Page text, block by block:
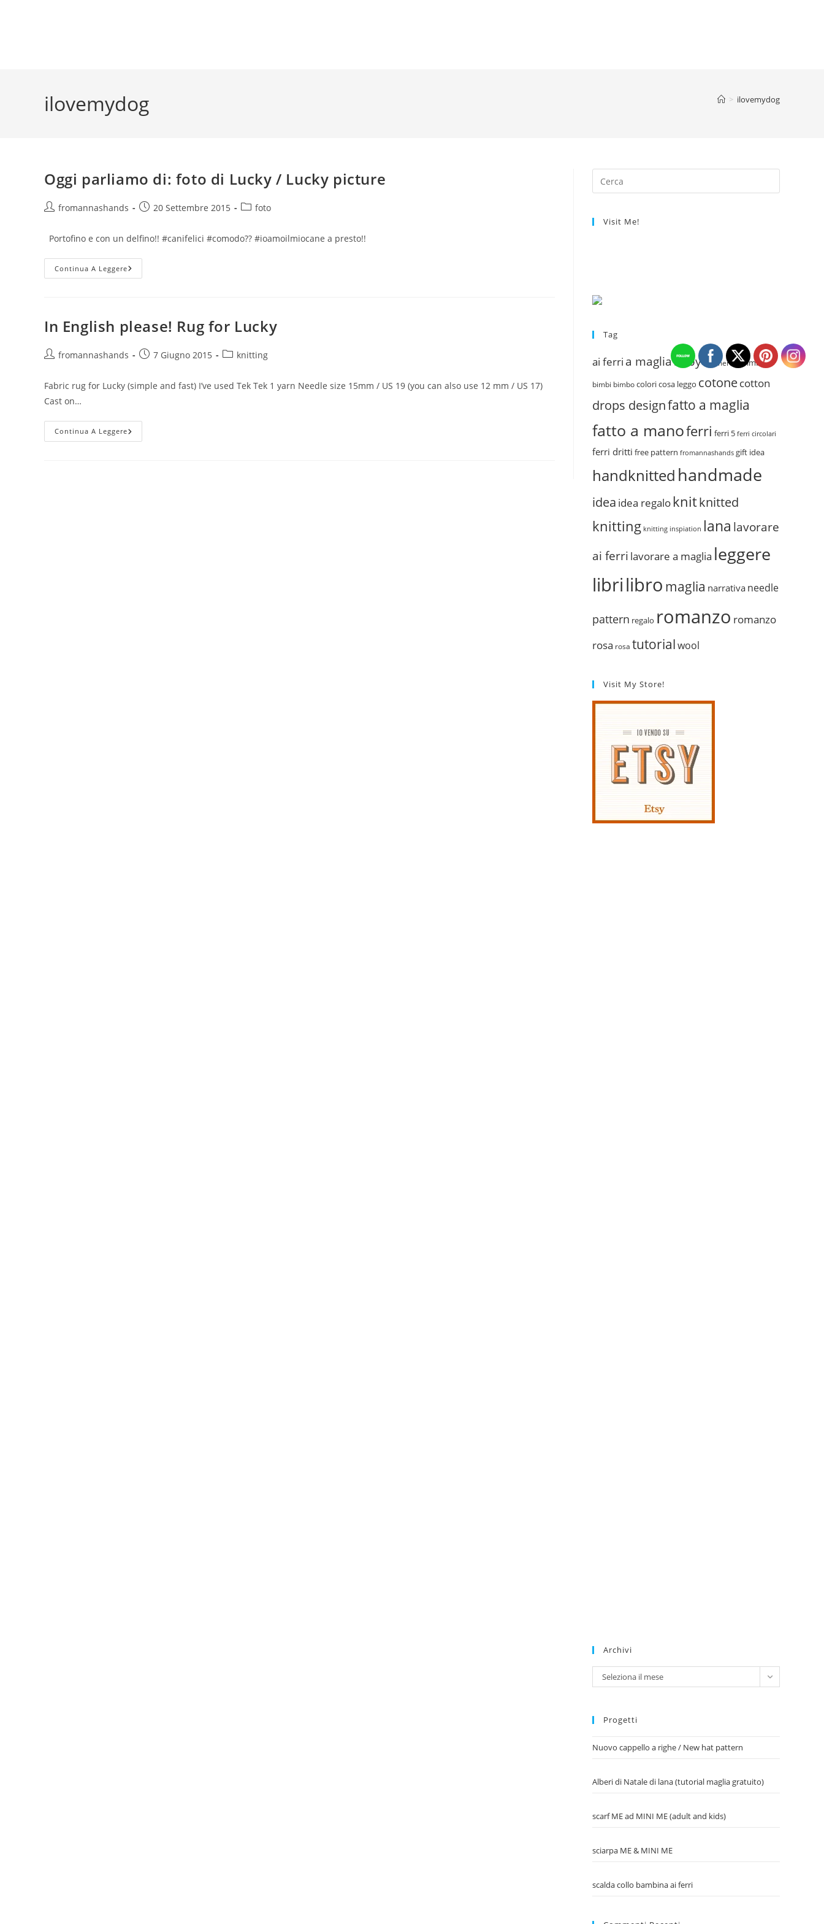
ilovemydog > ilovemydog
Oggi parliamo di: foto di Lucky / Lucky picture
Autorefromannashands
Articolo20 Settembre 2015
Categoria
foto
Portofino e con un delfino!! #canifelici #comodo?? #ioamoilmiocane a presto!!
Continua A LeggereOggi
Parliamo
/
Lucky
In English please! Rug for Lucky
Autorefromannashands
Articolo7 Giugno 2015
Categoria
knitting
Fabric rug for Lucky (simple and fast) I’ve used Tek Tek 1 yarn Needle size 15mm / US 19 (you can also use 12 mm / US 17)
Cast on…
Continua A LeggereIn
English
Visit Me!
Tag
ai ferri a magliababy big merinobimba
bimbi bimbocoloricosa leggo cotonecotton
drops designfatto a maglia
fatto a manoferri ferri 5 ferri circolari
ferri dritti free pattern fromannashands gift idea
handknitted handmade
idea idea regalo knitknitted
knitting knitting inspiation lana lavorare
ai ferri lavorare a maglia leggere
librilibro maglia narrativa needle
pattern regalo romanzo romanzo
rosa rosa tutorialwool
Visit My Store!
Archivi
Archivi
Seleziona il mese
Progetti
Nuovo cappello a righe / New hat pattern
Alberi di Natale di lana (tutorial maglia gratuito)
scarf ME ad MINI ME (adult and kids)
sciarpa ME & MINI ME
scalda collo bambina ai ferri